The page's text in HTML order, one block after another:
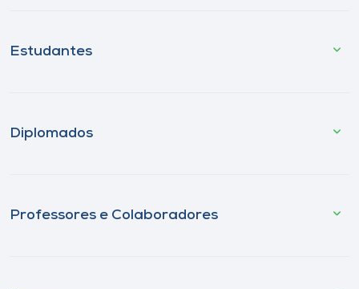
Estudantes
Diplomados
Professores e Colaboradores